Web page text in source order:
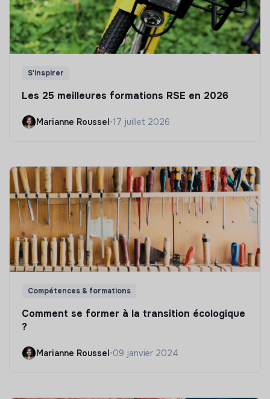
S'inspirer
Les 25 meilleures formations RSE en 2026
Marianne Roussel•17 juillet 2026
Compétences & formations
Comment se former à la transition écologique
?
Marianne Roussel•09 janvier 2024